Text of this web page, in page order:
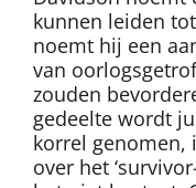
kunnen leiden
noemt hij een
van
zouden
gedeelte wordt
korrel genomen,
over het